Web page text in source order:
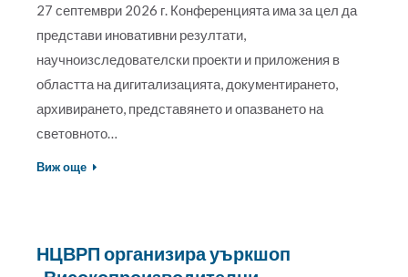
27 септември 2026 г. Конференцията има за цел да
представи иновативни резултати,
научноизследователски проекти и приложения в
областта на дигитализацията, документирането,
архивирането, представянето и опазването на
световното…
Виж още
НЦВРП организира уъркшоп